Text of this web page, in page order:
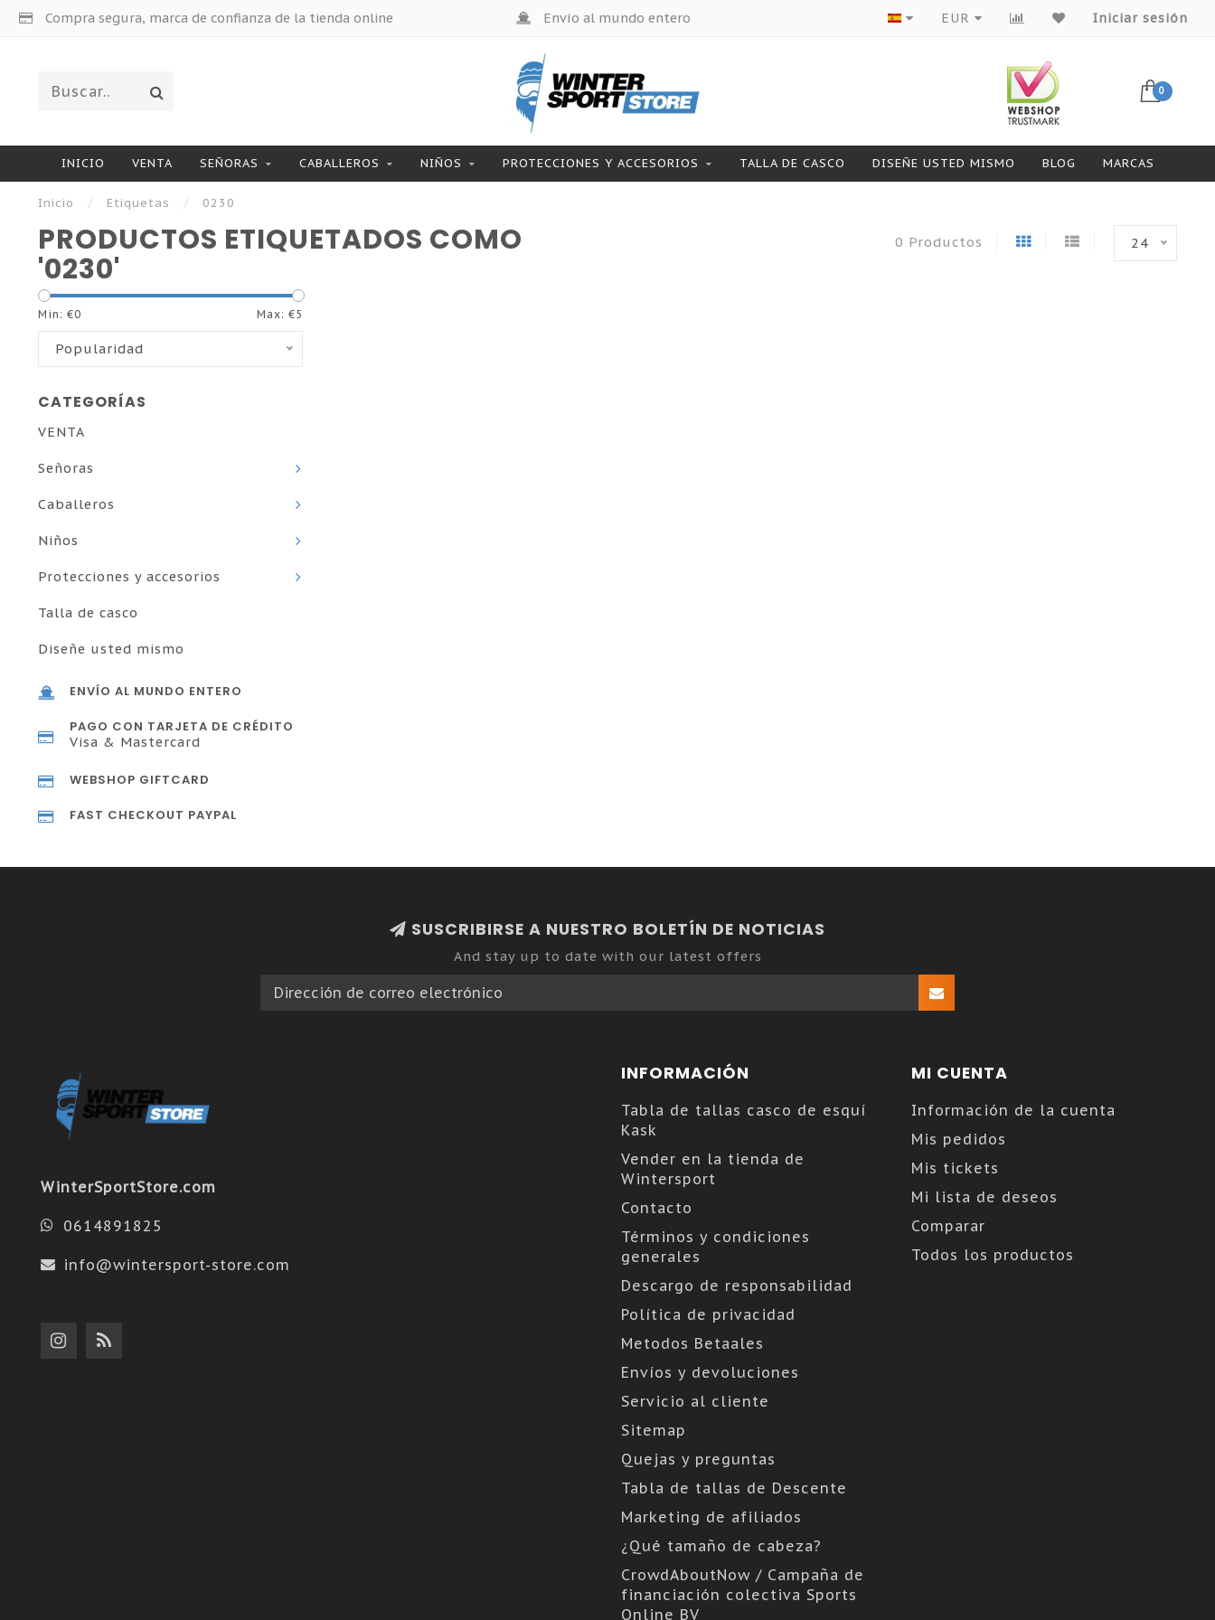
Compra segura, marca de confianza de la tienda online Envío al mundo entero Productos de primeras marcas
EUR Iniciar sesión
0
INICIO VENTA SEÑORAS CABALLEROS NIÑOS PROTECCIONES Y ACCESORIOS TALLA DE CASCO DISEÑE USTED MISMO BLOG MARCAS
Inicio / Etiquetas / 0230
PRODUCTOS ETIQUETADOS COMO
'0230'
0 Productos 24
Min: €0 Max: €5
Popularidad
CATEGORÍAS
VENTA
Señoras
Caballeros
Niños
Protecciones y accesorios
Talla de casco
Diseñe usted mismo
ENVÍO AL MUNDO ENTERO
PAGO CON TARJETA DE CRÉDITO
Visa & Mastercard
WEBSHOP GIFTCARD
FAST CHECKOUT PAYPAL
SUSCRIBIRSE A NUESTRO BOLETÍN DE NOTICIAS
And stay up to date with our latest offers
WinterSportStore.com
0614891825
info@wintersport-store.com
INFORMACIÓN
Tabla de tallas casco de esquí
Kask
Vender en la tienda de
Wintersport
Contacto
Términos y condiciones
generales
Descargo de responsabilidad
Política de privacidad
Metodos Betaales
Envíos y devoluciones
Servicio al cliente
Sitemap
Quejas y preguntas
Tabla de tallas de Descente
Marketing de afiliados
¿Qué tamaño de cabeza?
CrowdAboutNow / Campaña de
financiación colectiva Sports
Online BV
MI CUENTA
Información de la cuenta
Mis pedidos
Mis tickets
Mi lista de deseos
Comparar
Todos los productos